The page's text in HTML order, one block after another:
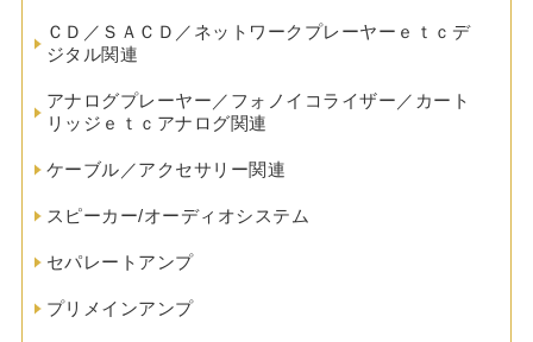
ＣＤ／ＳＡＣＤ／ネットワークプレーヤーｅｔｃデ
ジタル関連
アナログプレーヤー／フォノイコライザー／カート
リッジｅｔｃアナログ関連
ケーブル／アクセサリー関連
スピーカー/オーディオシステム
セパレートアンプ
プリメインアンプ